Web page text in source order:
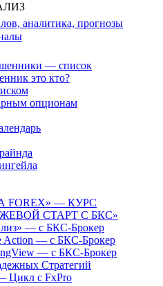
аналитика, прогнозы
— список
это кто?
опционам
FOREX» — КУРС
СТАРТ С БКС»
— с БКС-Брокер
Action — с БКС-Брокер
— с БКС-Брокер
Стратегий
Цикл с FxPro